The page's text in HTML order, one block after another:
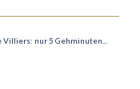
nur 5 Gehminuten...